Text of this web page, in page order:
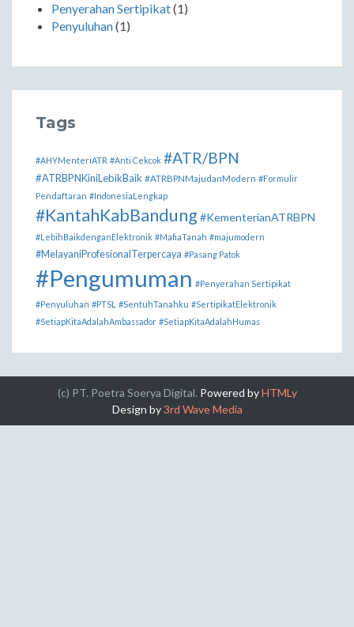
Penyerahan Sertipikat(1)
Penyuluhan(1)
Tags
#AHYMenteriATR #Anti Cekcok #ATR/BPN
#ATRBPNKiniLebikBaik #ATRBPNMajudanModern #Formulir
Pendaftaran #IndonesiaLengkap
#KantahKabBandung #KementerianATRBPN
#LebihBaikdenganElektronik #MafiaTanah #majumodern
#MelayaniProfesionalTerpercaya #Pasang Patok
#Pengumuman #Penyerahan Sertipikat
#Penyuluhan #PTSL #SentuhTanahku #SertipikatElektronik
#SetiapKitaAdalahAmbassador #SetiapKitaAdalahHumas
(c) PT. Poetra Soerya Digital. Powered byHTMLy
Design by3rd Wave Media